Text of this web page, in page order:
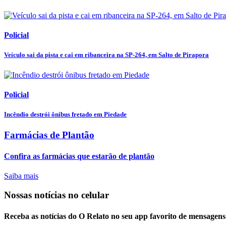
Policial
Veículo sai da pista e cai em ribanceira na SP-264, em Salto de Pirapora
Policial
Incêndio destrói ônibus fretado em Piedade
Farmácias de Plantão
Confira as farmácias que estarão de plantão
Saiba mais
Nossas notícias no celular
Receba as notícias do O Relato no seu app favorito de